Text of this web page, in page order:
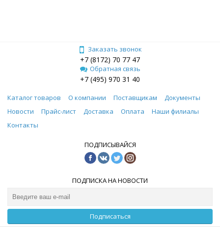
Заказать звонок
+7 (8172) 70 77 47
Обратная связь
+7 (495) 970 31 40
Каталог товаров О компании Поставщикам
Документы
Новости
Прайс-лист Доставка Оплата
Наши филиалы
Контакты
ПОДПИСЫВАЙСЯ
ПОДПИСКА НА НОВОСТИ
Подписаться